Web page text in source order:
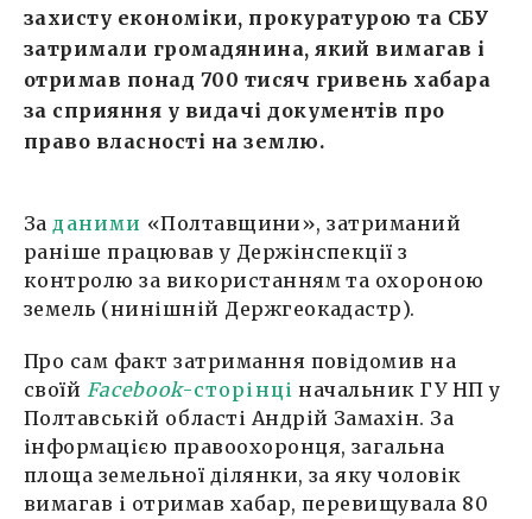
захисту економіки, прокуратурою та СБУ
затримали громадянина, який вимагав і
отримав понад 700 тисяч гривень хабара
за сприяння у видачі документів про
право власності на землю.
Заданими «Полтавщини», затриманий
раніше працював у Держінспекції з
контролю за використанням та охороною
земель (нинішній Держгеокадастр).
Про сам факт затримання повідомив на
своїй Facebook-сторінці начальник ГУ НП у
Полтавській області Андрій Замахін. За
інформацією правоохоронця, загальна
площа земельної ділянки, за яку чоловік
вимагав і отримав хабар, перевищувала 80